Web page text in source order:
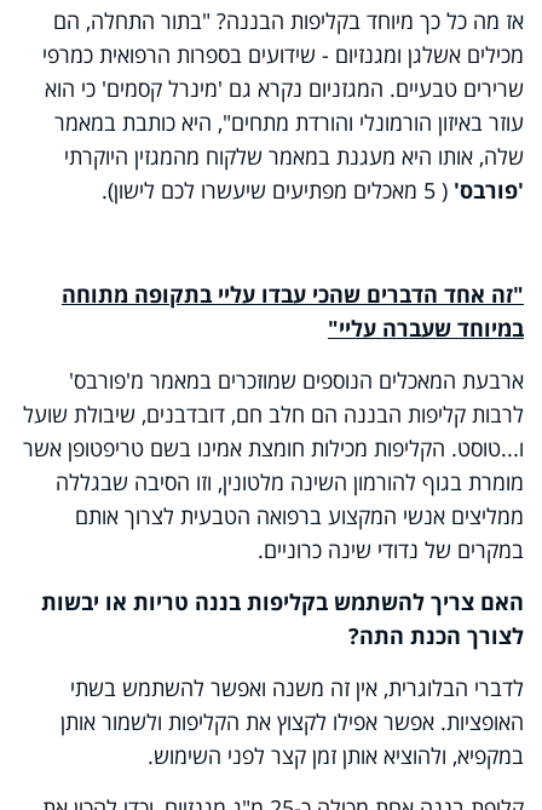
אז מה כל כך מיוחד בקליפות הבננה? "בתור התחלה, הם
מכילים אשלגן ומגנזיום - שידועים בספרות הרפואית כמרפי
שרירים טבעיים. המגזניום נקרא גם 'מינרל קסמים' כי הוא
עוזר באיזון הורמונלי והורדת מתחים", היא כותבת במאמר
שלה, אותו היא מעגנת במאמר שלקוח מהמגזין היוקרתי
'פורבס' ( 5 מאכלים מפתיעים שיעשרו לכם לישון).
"זה אחד הדברים שהכי עבדו עליי בתקופה מתוחה
במיוחד שעברה עליי"
ארבעת המאכלים הנוספים שמוזכרים במאמר מ'פורבס'
לרבות קליפות הבננה הם חלב חם, דובדבנים, שיבולת שועל
ו...טוסט. הקליפות מכילות חומצת אמינו בשם טריפטופן אשר
מומרת בגוף להורמון השינה מלטונין, וזו הסיבה שבגללה
ממליצים אנשי המקצוע ברפואה הטבעית לצרוך אותם
במקרים של נדודי שינה כרוניים.
האם צריך להשתמש בקליפות בננה טריות או יבשות
לצורך הכנת התה?
לדברי הבלוגרית, אין זה משנה ואפשר להשתמש בשתי
האופציות. אפשר אפילו לקצוץ את הקליפות ולשמור אותן
במקפיא, ולהוציא אותן זמן קצר לפני השימוש.